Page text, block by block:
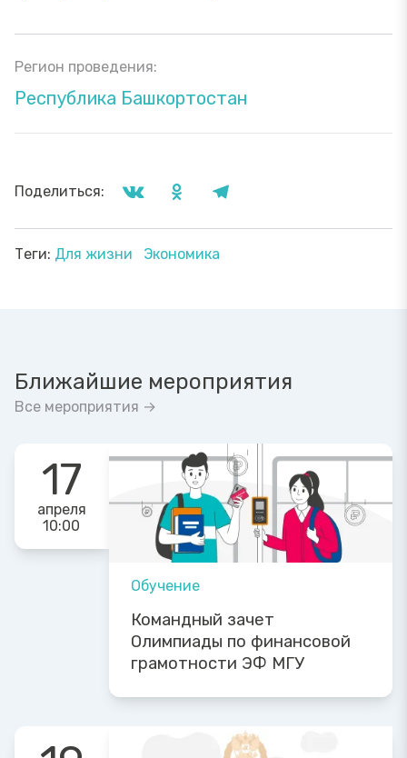
Регион проведения:
Республика Башкортостан
Поделиться:
Теги: Для жизни Экономика
Ближайшие мероприятия
Все мероприятия →
17
апреля
10:00
Обучение
Командный зачет
Олимпиады по финансовой
грамотности ЭФ МГУ